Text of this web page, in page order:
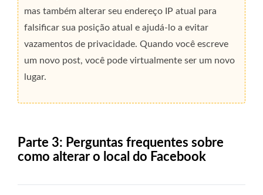
mas também alterar seu endereço IP atual para
falsificar sua posição atual e ajudá-lo a evitar
vazamentos de privacidade. Quando você escreve
um novo post, você pode virtualmente ser um novo
lugar.
Parte 3: Perguntas frequentes sobre
como alterar o local do Facebook